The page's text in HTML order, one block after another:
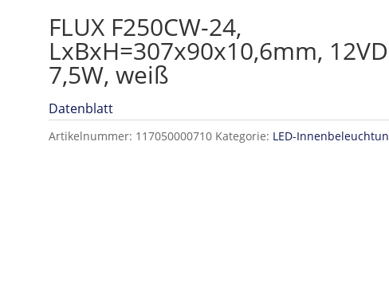
FLUX F250CW-24,
LxBxH=307x90x10,6mm,
7,5W, weiß
Datenblatt
Artikelnummer: 117050000710 Kategorie: LED-